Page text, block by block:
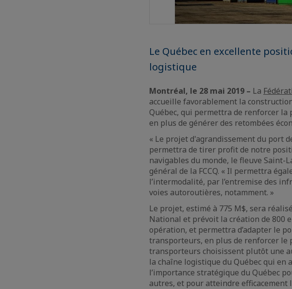
Le Québec en excellente
logistique
Montréal, le 28 mai 2019 – La
accueille favorablement la
Québec, qui permettra de renforcer la
en plus de générer des retombées
« Le projet d'agrandissement du port
permettra de tirer profit de notre
navigables du monde, le fleuve Saint-
général de la FCCQ. « Il permettra
l’intermodalité, par l’entremise des
voies autoroutières, notamment. »
Le projet, estimé à 775 M$, sera
National et prévoit la création de 800
opération, et permettra d’adapter le
transporteurs, en plus de renforcer le
transporteurs choisissent plutôt une
la chaîne logistique du Québec qui
l’importance stratégique du Québec
autres, et pour atteindre efficacement